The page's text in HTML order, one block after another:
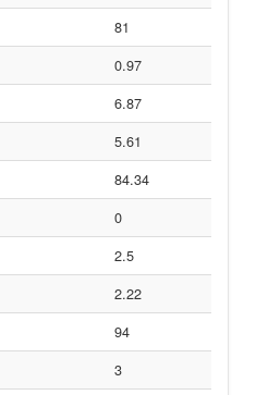
81
0.97
6.87
5.61
84.34
0
2.5
2.22
94
3